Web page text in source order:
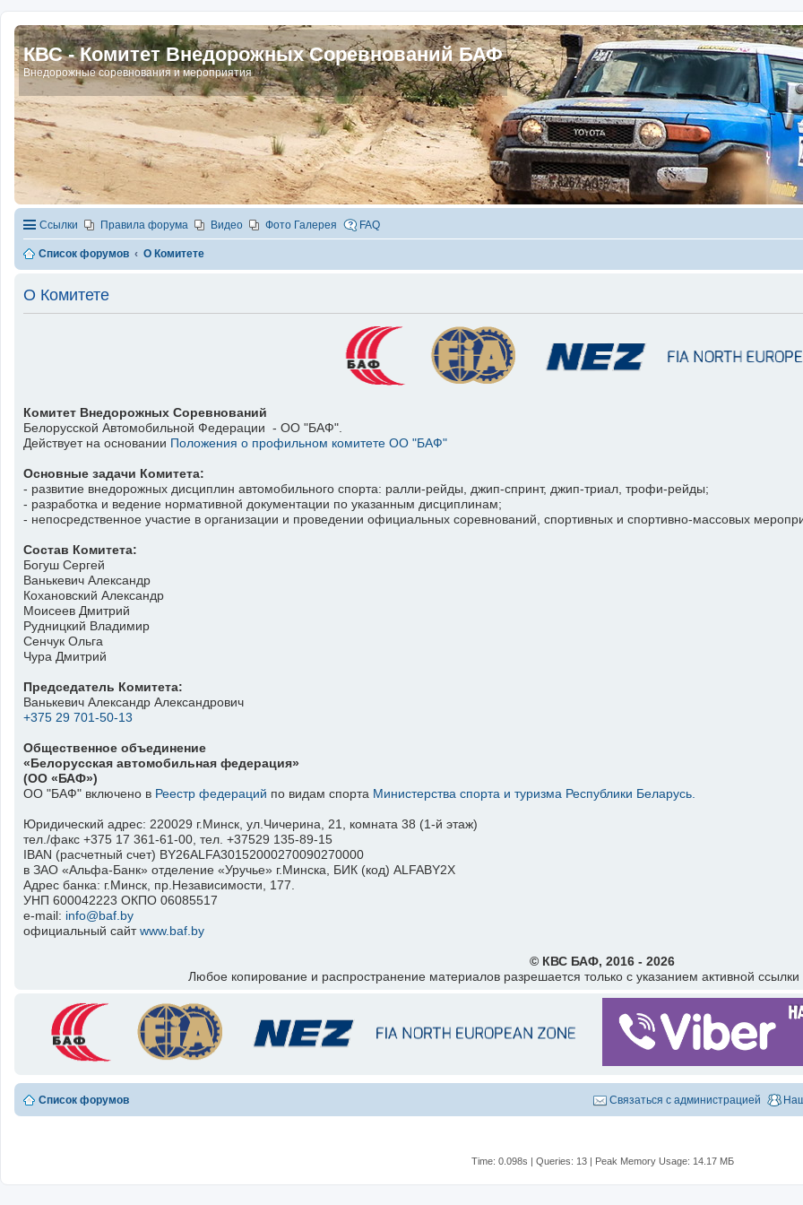
КВС - Комитет Внедорожных Соревнований БАФ
Внедорожные соревнования и мероприятия
Ссылки Правила форума Видео Фото Галерея FAQ
Список форумов О Комитете
О Комитете
Комитет Внедорожных Соревнований
Белорусской Автомобильной Федерации - ОО "БАФ".
Действует на основании Положения о профильном комитете ОО "БАФ"
Основные задачи Комитета:
- развитие внедорожных дисциплин автомобильного спорта: ралли-рейды, джип-спринт, джип-триал, трофи-рейды;
- разработка и ведение нормативной документации по указанным дисциплинам;
- непосредственное участие в организации и проведении официальных соревнований, спортивных и спортивно-массовых
Состав Комитета:
Богуш Сергей
Ванькевич Александр
Кохановский Александр
Моисеев Дмитрий
Рудницкий Владимир
Сенчук Ольга
Чура Дмитрий
Председатель Комитета:
Ванькевич Александр Александрович
+375 29 701-50-13
Общественное объединение
«Белорусская автомобильная федерация»
(ОО «БАФ»)
ОО "БАФ" включено в Реестр федераций по видам спорта Министерства спорта и туризма Республики Беларусь.
Юридический адрес: 220029 г.Минск, ул.Чичерина, 21, комната 38 (1-й этаж)
тел./факс +375 17 361-61-00, тел. +37529 135-89-15
IBAN (расчетный счет) BY26ALFA30152000270090270000
в ЗАО «Альфа-Банк» отделение «Уручье» г.Минска, БИК (код) ALFABY2X
Адрес банка: г.Минск, пр.Независимости, 177.
УНП 600042223 ОКПО 06085517
e-mail: info@baf.by
официальный сайт www.baf.by
© КВС БАФ, 2016 - 2026
Любое копирование и распространение материалов разрешается только с указанием активной ссылки
Список форумов Связаться с администрацией
Time: 0.098s | Queries: 13| Peak Memory Usage: 14.17 МБ